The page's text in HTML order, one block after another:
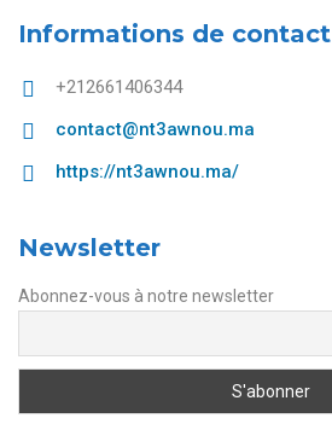
Informations de contact
+212661406344
contact@nt3awnou.ma
https://nt3awnou.ma/
Newsletter
Abonnez-vous à notre newsletter